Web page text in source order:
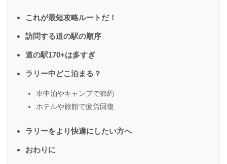
これが最短攻略ルートだ！
訪問する道の駅の順序
道の駅170+は多すぎ
ラリー中どこ泊まる？
車中泊やキャンプで節約
ホテルや旅館で疲労回復
ラリーをより快適にしたい方へ
おわりに